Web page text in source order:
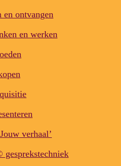
en ontvangen
en werken
verhaal’